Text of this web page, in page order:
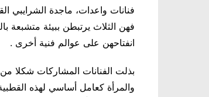
فنانات واعدات، ماجدة الشرايبي
فهن الثلاث يرتبطن ببيئة متشبعة
انفتاحهن على عوالم فنية أخرى .
بذلت الفنانات المشاركات شكلا
والمرأة كعامل أساسي لهذه